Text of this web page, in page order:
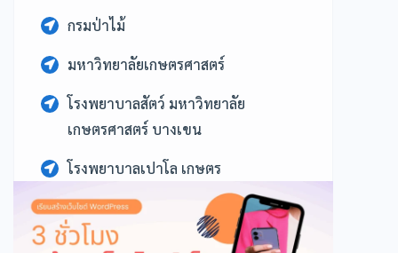
กรมป่าไม้
มหาวิทยาลัยเกษตรศาสตร์
โรงพยาบาลสัตว์ มหาวิทยาลัย
เกษตรศาสตร์ บางเขน
โรงพยาบาลเปาโล เกษตร